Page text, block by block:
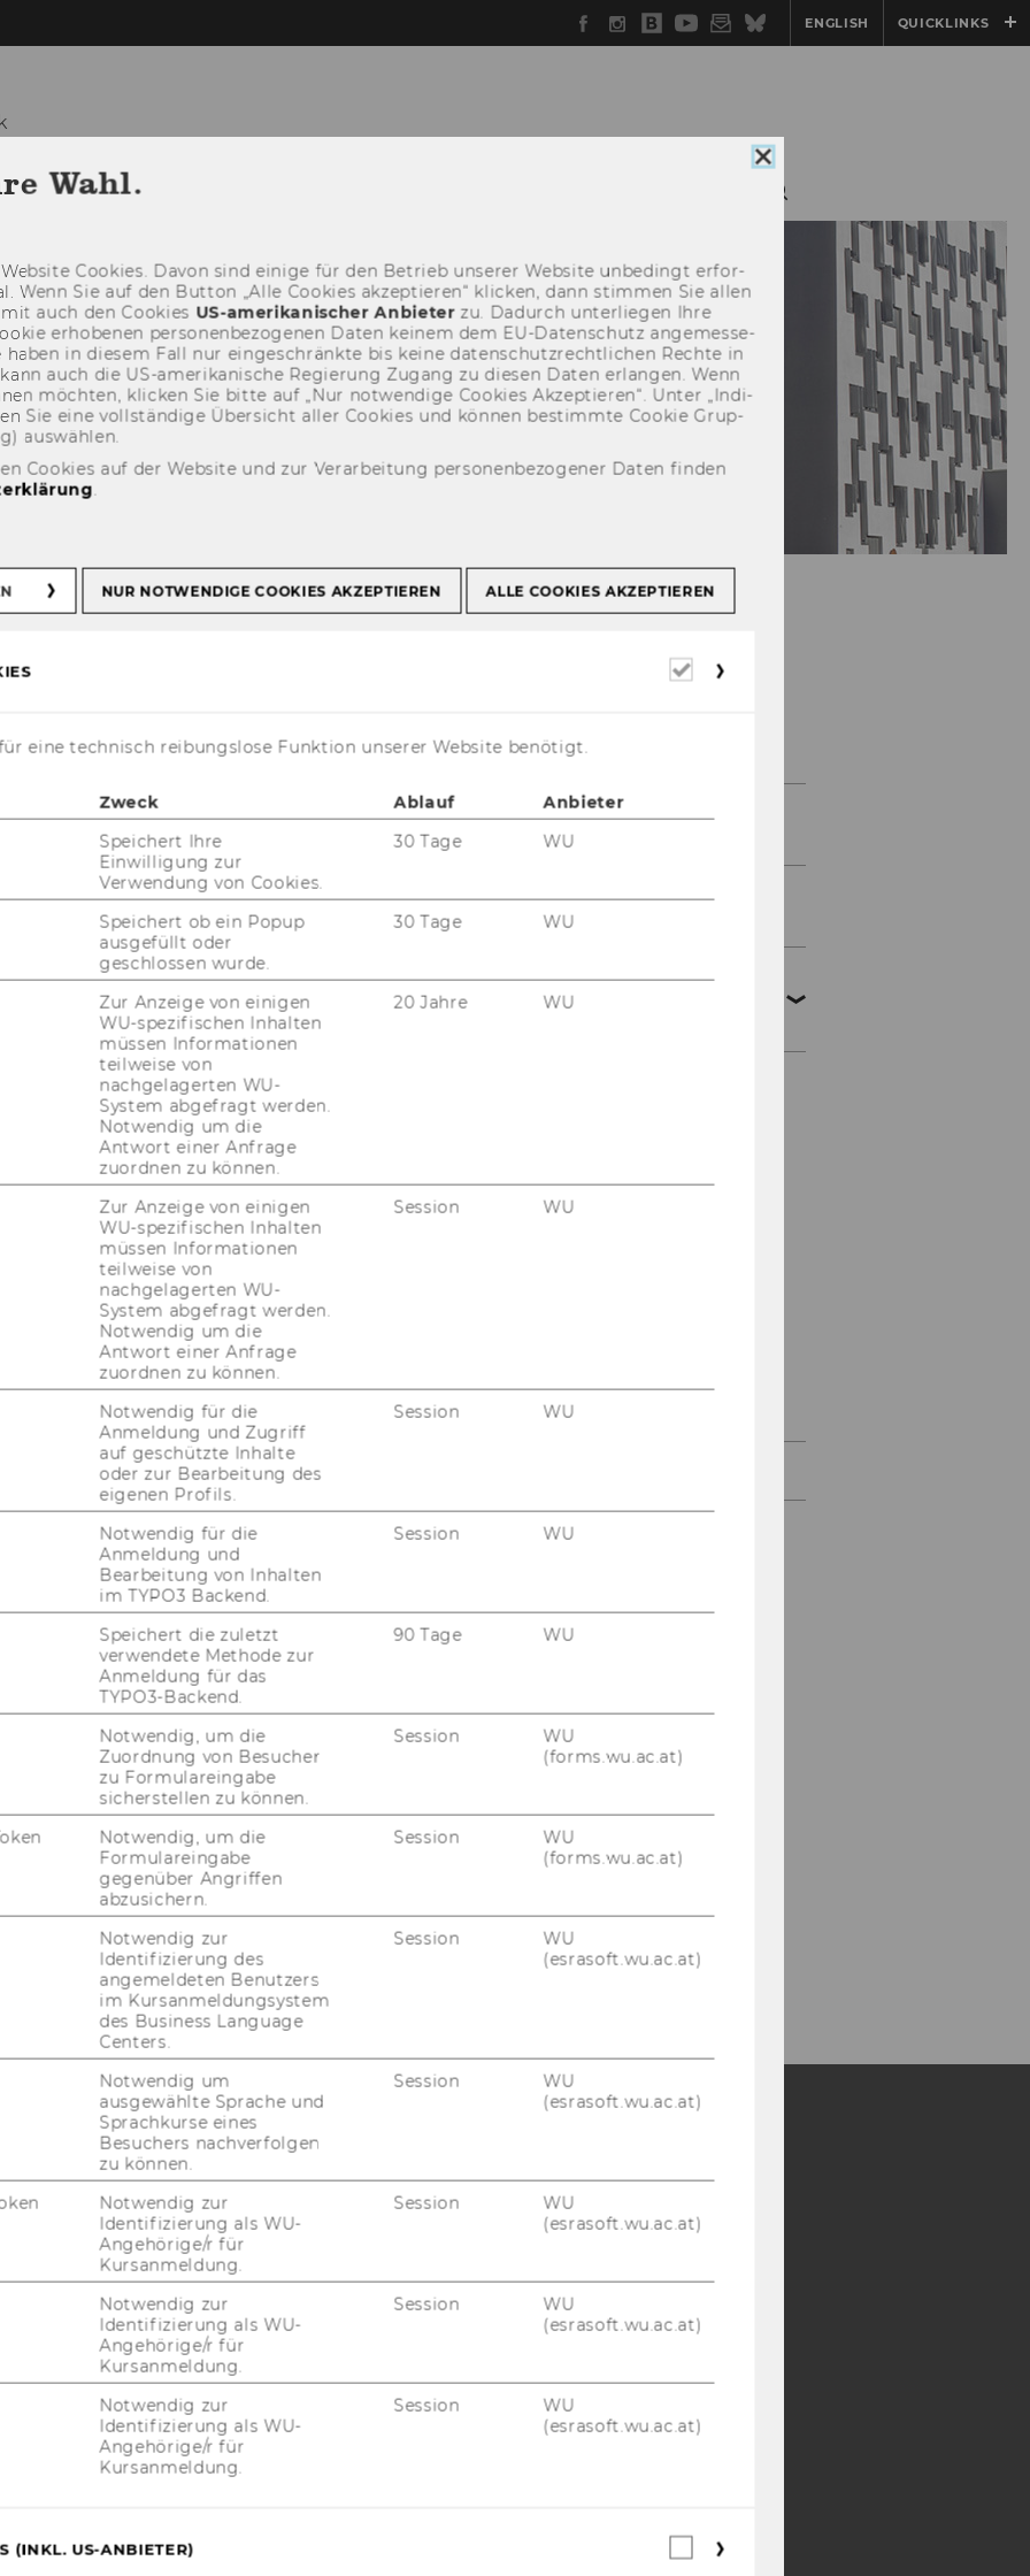
Facebook
Instagram
WU
Blog
YouTube
Newsletter
BlueskyENGLISH QUICKLINKS
LEHRE
in
Business
aktuell nur auf Englisch verfügbar.
for Economics and Business
in the field of Mathematics in
is supported by the faculty of the
at WU together with colleagues
Management.
Risk Management;
Research.
with a strong link to
and business. Our scientific work
production chain", ranging from model
analysis to numerical
estimation of models.
Potential employers include
and private sector companies using
such as regulators, financial
and production companies.
general predocs at WU and hence
duties).
withcoursesandresearch
stochastic processes, financial
research, management science
will do independent research in a
Spezialisierung
Wirtschaftsmathematik
Master in Quantitative
Finance
PhD Label Mathematics
in Economics and
NewsletterBluesky
WEBSEITE
MEDIA
EQUIS AACSB AMBA
Cookie
Consent
schließen
Wahl.
Coo­kies. Davon sind ei­ni­ge für den Be­trieb un­se­rer Web­site un­be­dingt er­for­
Wenn Sie auf den But­ton „Alle Coo­kies ak­zep­tie­ren“ kli­cken, dann stim­men Sie allen
auch den Coo­kies US-​amerikanischer An­bie­terzu. Da­durch un­ter­lie­gen Ihre
er­ho­be­nen per­so­nen­be­zo­ge­nen Daten kei­nem dem EU-​Datenschutz an­ge­mes­se­
haben in die­sem Fall nur ein­ge­schränk­te bis keine da­ten­schutz­recht­li­chen Rech­te in
auch die US-​amerikanische Re­gie­rung Zu­gang zu die­sen Daten er­lan­gen. Wenn
möch­ten, kli­cken Sie bitte auf „Nur not­wen­di­ge Coo­kies Ak­zep­tie­ren“. Unter „In­di­
Sie eine voll­stän­di­ge Über­sicht aller Coo­kies und kön­nen be­stimm­te Coo­kie Grup­
aus­wäh­len.
Cookies auf der Website und zur Verarbeitung personenbezogener Daten finden
.
NUR NOTWENDIGE COOKIES AKZEPTIEREN ALLE COOKIES AKZEPTIEREN
Erforderliche
eine technisch reibungslose Funktion unserer Website benötigt.
Zweck Ablauf
Anbieter
Speichert Ihre
Einwilligung zur
Verwendung von Cookies.
30 Tage WU
Speichert ob ein Popup
ausgefüllt oder
geschlossen wurde.
30 Tage WU
Zur Anzeige von einigen
WU-spezifischen Inhalten
müssen Informationen
teilweise von
nachgelagerten WU-
System abgefragt werden.
Notwendig um die
Antwort einer Anfrage
zuordnen zu können.
20 Jahre WU
Zur Anzeige von einigen
WU-spezifischen Inhalten
müssen Informationen
teilweise von
nachgelagerten WU-
System abgefragt werden.
Notwendig um die
Antwort einer Anfrage
zuordnen zu können.
Session WU
Notwendig für die
Anmeldung und Zugriff
auf geschützte Inhalte
oder zur Bearbeitung des
eigenen Profils.
Session WU
Notwendig für die
Anmeldung und
Bearbeitung von Inhalten
im TYPO3 Backend.
Session WU
Speichert die zuletzt
verwendete Methode zur
Anmeldung für das
TYPO3-Backend.
90 Tage WU
Notwendig, um die
Zuordnung von Besucher
zu Formulareingabe
sicherstellen zu können.
Session
WU
(forms.wu.ac.at)
Notwendig, um die
Formulareingabe
gegenüber Angriffen
abzusichern.
Session
WU
(forms.wu.ac.at)
Notwendig zur
Identifizierung des
angemeldeten Benutzers
im Kursanmeldungsystem
des Business Language
Centers.
Session
WU
(esrasoft.wu.ac.at)
Notwendig um
ausgewählte Sprache und
Sprachkurse eines
Besuchers nachverfolgen
zu können.
Session
WU
(esrasoft.wu.ac.at)
Notwendig zur
Identifizierung als WU-
Angehörige/r für
Kursanmeldung.
Session
WU
(esrasoft.wu.ac.at)
Notwendig zur
Identifizierung als WU-
Angehörige/r für
Kursanmeldung.
Session
WU
(esrasoft.wu.ac.at)
Notwendig zur
Identifizierung als WU-
Angehörige/r für
Kursanmeldung.
Session
WU
(esrasoft.wu.ac.at)
(INKL. US-ANBIETER)
Webstatistik